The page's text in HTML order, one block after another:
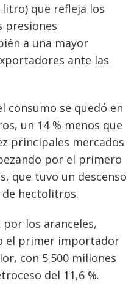
que refleja los
presiones
a una mayor
ante las
consumo se quedó en
un 14 % menos que
principales mercados
por el primero
que tuvo un descenso
de hectolitros.
los aranceles,
el primer importador
con 5.500 millones
del 11,6 %.